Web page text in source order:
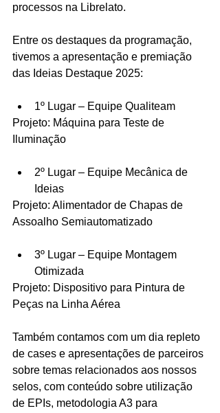
processos na Librelato.
Entre os destaques da programação,
tivemos a apresentação e premiação
das Ideias Destaque 2025:
1º Lugar – Equipe Qualiteam
Projeto: Máquina para Teste de
Iluminação
2º Lugar – Equipe Mecânica de
Ideias
Projeto: Alimentador de Chapas de
Assoalho Semiautomatizado
3º Lugar – Equipe Montagem
Otimizada
Projeto: Dispositivo para Pintura de
Peças na Linha Aérea
Também contamos com um dia repleto
de cases e apresentações de parceiros
sobre temas relacionados aos nossos
selos, com conteúdo sobre utilização
de EPIs, metodologia A3 para